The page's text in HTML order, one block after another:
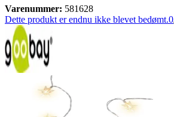
Varenummer: 581628
Dette produkt er endnu ikke blevet bedømt.0